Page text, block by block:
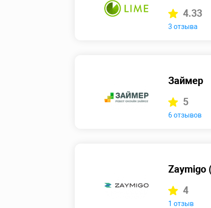
4.33
3 отзыва
Займер
5
6 отзывов
Zaymigo
4
1 отзыв